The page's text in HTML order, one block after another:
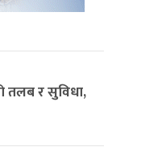
तलब र सुविधा,